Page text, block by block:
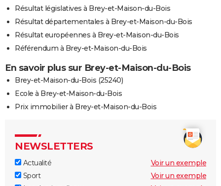
Résultat législatives à Brey-et-Maison-du-Bois
Résultat départementales à Brey-et-Maison-du-Bois
Résultat européennes à Brey-et-Maison-du-Bois
Référendum à Brey-et-Maison-du-Bois
En savoir plus sur Brey-et-Maison-du-Bois
Brey-et-Maison-du-Bois (25240)
Ecole à Brey-et-Maison-du-Bois
Prix immobilier à Brey-et-Maison-du-Bois
NEWSLETTERS
Actualité
Voir un exemple
Sport
Voir un exemple